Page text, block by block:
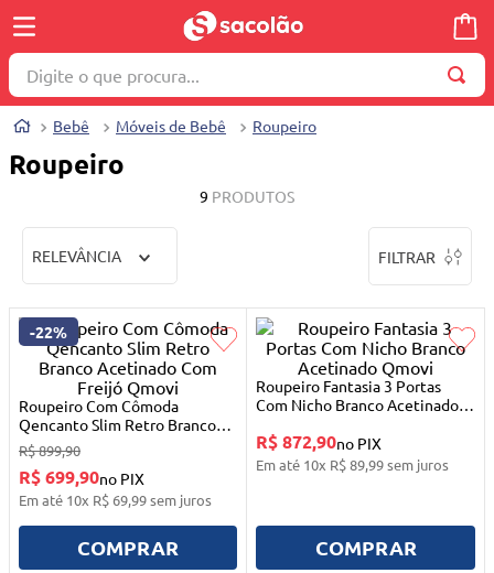
Digite o que procura...
Bebê Móveis de Bebê Roupeiro
Roupeiro
9 PRODUTOS
RELEVÂNCIA FILTRAR
-22%
Roupeiro Com Cômoda
Qencanto Slim Retro Branco
Acetinado Com Freijó Qmovi
R$899,90
R$ 699,90no PIX
Em até 10x R$ 69,99sem juros
COMPRAR
Roupeiro Fantasia 3 Portas
Com Nicho Branco Acetinado
R$ 872,90no PIX
Em até 10x R$89,99sem juros
COMPRAR
TERMOS MAIS BUSCADOS
2º
brinquedo
máquina costura
5º
toalha
6º
carrinho reversível
7º
truss
9º
mesa dobrável notebook